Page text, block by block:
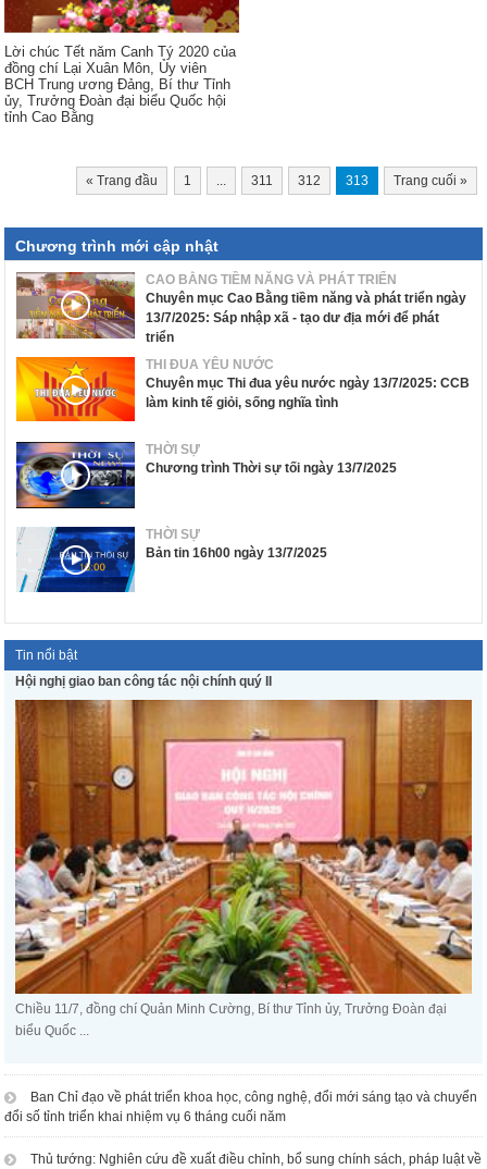
Lời chúc Tết năm Canh Tý 2020 của
đồng chí Lại Xuân Môn, Ủy viên
BCH Trung ương Đảng, Bí thư Tỉnh
ủy, Trưởng Đoàn đại biểu Quốc hội
tỉnh Cao Bằng
« Trang đầu 1 311 312 313 Trang cuối »
Chương trình mới cập nhật
CAO BẰNG TIỀM NĂNG VÀ PHÁT TRIỂN
Chuyên mục Cao Bằng tiềm năng và phát triển ngày
13/7/2025: Sáp nhập xã - tạo dư địa mới để phát
triển
THI ĐUA YÊU NƯỚC
Chuyên mục Thi đua yêu nước ngày 13/7/2025: CCB
làm kinh tế giỏi, sống nghĩa tình
THỜI SỰ
Chương trình Thời sự tối ngày 13/7/2025
THỜI SỰ
Bản tin 16h00 ngày 13/7/2025
Tin nổi bật
Hội nghị giao ban công tác nội chính quý II
Chiều 11/7, đồng chí Quản Minh Cường, Bí thư Tỉnh ủy, Trưởng Đoàn đại
biểu Quốc ...
Ban Chỉ đạo về phát triển khoa học, công nghệ, đổi mới sáng tạo và chuyển
đổi số tỉnh triển khai nhiệm vụ 6 tháng cuối năm
Thủ tướng: Nghiên cứu đề xuất điều chỉnh, bổ sung chính sách, pháp luật về